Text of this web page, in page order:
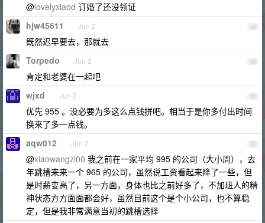
@lovelyxiaod 订婚了还没领证
48
hjw45611 Jun 2
既然迟早要去，那就去
49
Torpedo Jun 2
肯定和老婆在一起吧
50
wjxd Jun 2
优先 955 。没必要为多这么点钱拼吧。相当于是你多付出时间
换来了多一点钱。
51
aqw012 Jun 2
@xiaowangzi00 我之前在一家平均 995 的公司（大小周），去
年跳槽来来一个 965 的公司，虽然说工资看起来降了一些，但
是时薪变高了，另一方面，身体也比之前好多了，不加班人的精
神状态方方面面都会好，虽然目前这个是个小公司，也不算稳
定，但是我非常满意当初的跳槽选择